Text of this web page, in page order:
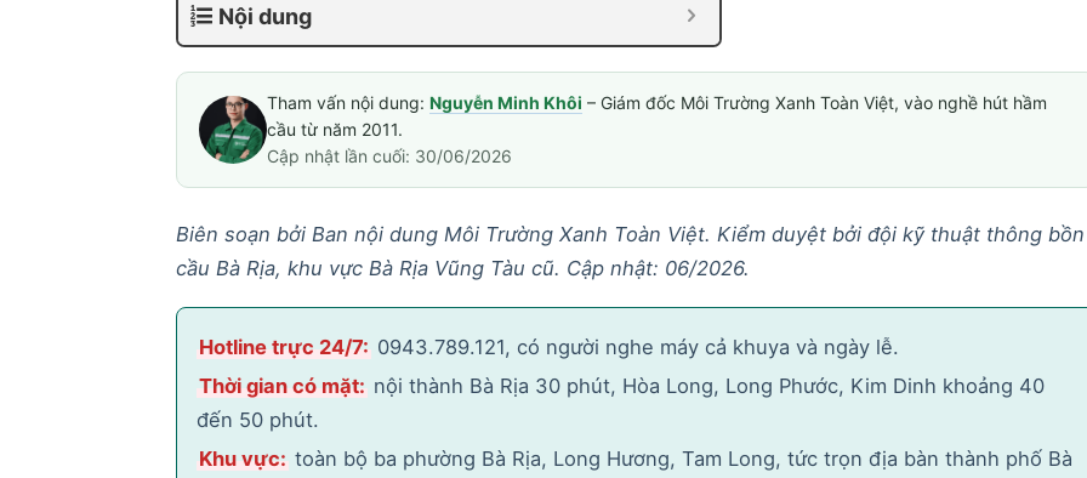
Nội dung
Tham vấn nội dung: Nguyễn Minh Khôi – Giám đốc Môi Trường Xanh Toàn Việt, vào nghề hút hầm
cầu từ năm 2011.
Cập nhật lần cuối: 30/06/2026
Biên soạn bởi Ban nội dung Môi Trường Xanh Toàn Việt. Kiểm duyệt bởi đội kỹ thuật thông bồn
cầu Bà Rịa, khu vực Bà Rịa Vũng Tàu cũ. Cập nhật: 06/2026.
Hotline trực 24/7:0943.789.121, có người nghe máy cả khuya và ngày lễ.
Thời gian có mặt:nội thành Bà Rịa 30 phút, Hòa Long, Long Phước, Kim Dinh khoảng 40
đến 50 phút.
Khu vực:toàn bộ ba phường Bà Rịa, Long Hương, Tam Long, tức trọn địa bàn thành phố Bà